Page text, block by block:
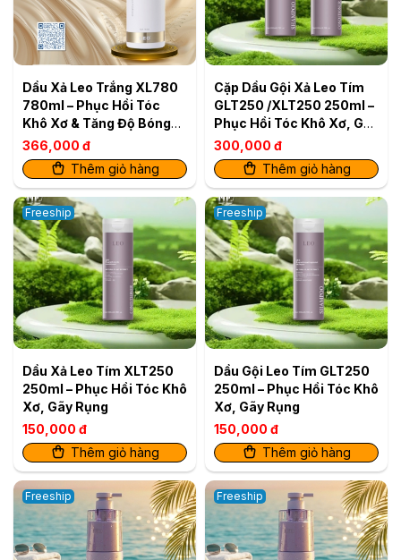
Dầu Xả Leo Trắng XL780
780ml – Phục Hồi Tóc
Khô Xơ & Tăng Độ Bóng
Mượt
366,000 đ
Thêm giỏ hàng
Cặp Dầu Gội Xả Leo Tím
GLT250 /XLT250 250ml –
Phục Hồi Tóc Khô Xơ, Gãy
Rụng (2 sản phẩm)
300,000 đ
Thêm giỏ hàng
Freeship
Dầu Xả Leo Tím XLT250
250ml – Phục Hồi Tóc Khô
Xơ, Gãy Rụng
150,000 đ
Thêm giỏ hàng
Freeship
Dầu Gội Leo Tím GLT250
250ml – Phục Hồi Tóc Khô
Xơ, Gãy Rụng
150,000 đ
Thêm giỏ hàng
Freeship Freeship